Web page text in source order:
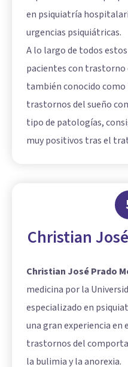
en psiquiatría
urgencias psiquiátricas.
A lo largo de todos
pacientes con trastorno
también conocido como
trastornos del sueño
tipo de patologías,
muy positivos tras el
Christian
Christian José Prado
medicina por la
especializado en
una gran experiencia
trastornos del
la bulimia y la anorexia.